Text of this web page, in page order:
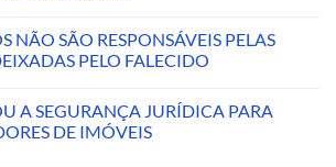
NÃO SÃO RESPONSÁVEIS PELAS
PELO FALECIDO
A SEGURANÇA JURÍDICA PARA
DE IMÓVEIS